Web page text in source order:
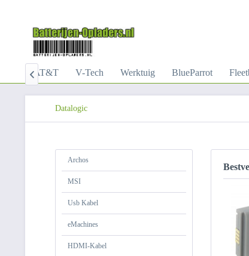
AT&T V-Tech Werktuig BlueParrot

Datalogic
Archos
MSI
Usb Kabel
eMachines
HDMI-Kabel